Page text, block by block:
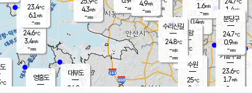
무의도
24.6℃
3.4m/s
-mm
영흥도
℃
23.1℃
0.4m/s
- mm
대부도
24.0
의왕
- ℃
m/s
mm
2.7 m/s
-mm
-mm
4.9m/s
-mm
℃
1.4m/s
-mm
1.6m/s
-mm
기흥구갈
23.6℃
1.7m/s
-
수리산길
24.8℃
-m/s
-mm
분당구
24.7℃
0.9m/s
-mm
23.4℃
6.1 m/s
-mm
수원
25℃
2 m/s
℃
4.3m/s
-mm